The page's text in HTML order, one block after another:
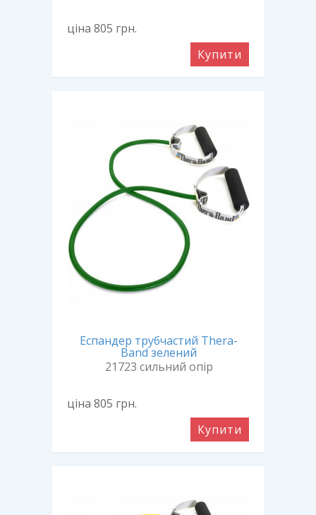
ціна 805 грн.
Купити
Еспандер трубчастий Thera-
Band зелений
21723 сильний опір
ціна 805 грн.
Купити